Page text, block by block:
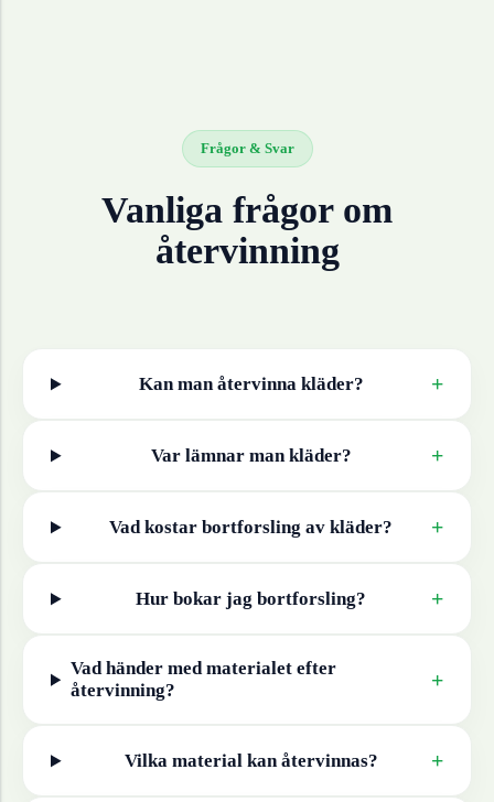
Frågor & Svar
Vanliga frågor om
återvinning
Kan man återvinna kläder? +
Var lämnar man kläder? +
Vad kostar bortforsling av kläder? +
Hur bokar jag bortforsling? +
Vad händer med materialet efter
återvinning?
+
Vilka material kan återvinnas? +